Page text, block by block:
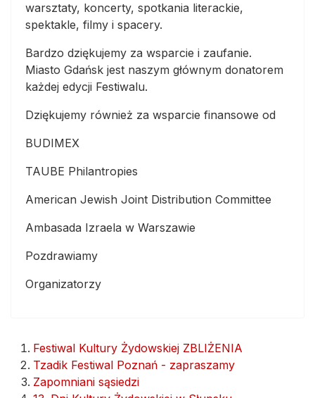
warsztaty, koncerty, spotkania literackie,
spektakle, filmy i spacery.
Bardzo dziękujemy za wsparcie i zaufanie.
Miasto Gdańsk jest naszym głównym donatorem
każdej edycji Festiwalu.
Dziękujemy również za wsparcie finansowe od
BUDIMEX
TAUBE Philantropies
American Jewish Joint Distribution Committee
Ambasada Izraela w Warszawie
Pozdrawiamy
Organizatorzy
Festiwal Kultury Żydowskiej ZBLIŻENIA
Tzadik Festiwal Poznań - zapraszamy
Zapomniani sąsiedzi